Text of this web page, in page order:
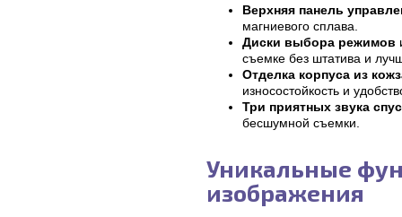
Верхняя панель
магниевого сплава.
Диски выбора режимов
съемке без штатива и
Отделка корпуса из
износостойкость и
Три приятных звука
бесшумной съемки.
Уникальные
изображения